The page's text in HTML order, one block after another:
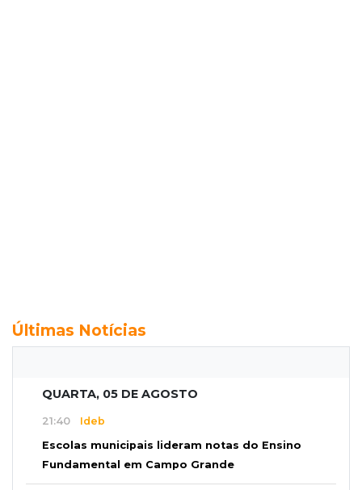
Últimas Notícias
QUARTA, 05 DE AGOSTO
21:40 Ideb
Escolas municipais lideram notas do Ensino
Fundamental em Campo Grande